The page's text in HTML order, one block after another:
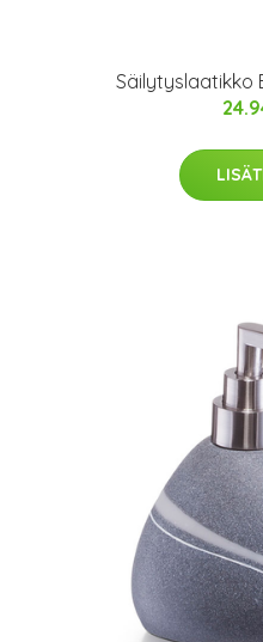
Säilytyslaatikko